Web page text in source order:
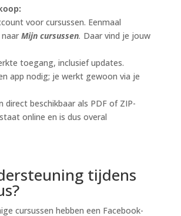
voor cursussen. Eenmaal
Mijn cursussen. Daar vind je jouw
toegang, inclusief updates.
app nodig; je werkt gewoon via je
direct beschikbaar als PDF of ZIP-
online en is dus overal
tijdens
cursussen hebben een Facebook-